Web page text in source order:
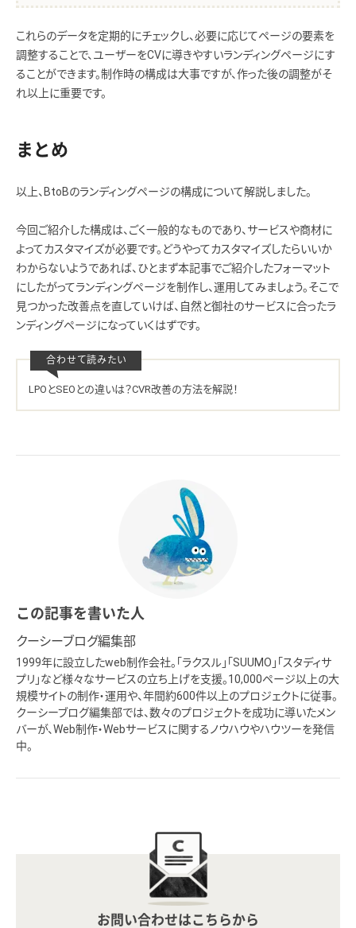
これらのデータを定期的にチェックし、必要に応じてページの要素を
調整することで、ユーザーをCVに導きやすいランディングページにす
ることができます。制作時の構成は大事ですが、作った後の調整がそ
れ以上に重要です。
まとめ
以上、BtoBのランディングページの構成について解説しました。
今回ご紹介した構成は、ごく一般的なものであり、サービスや商材に
よってカスタマイズが必要です。どうやってカスタマイズしたらいいか
わからないようであれば、ひとまず本記事でご紹介したフォーマット
にしたがってランディングページを制作し、運用してみましょう。そこで
見つかった改善点を直していけば、自然と御社のサービスに合ったラ
ンディングページになっていくはずです。
LPOとSEOとの違いは？CVR改善の方法を解説！
この記事を書いた人
クーシーブログ編集部
1999年に設立したweb制作会社。「ラクスル」「SUUMO」「スタディサ
プリ」など様々なサービスの立ち上げを支援。10,000ページ以上の大
規模サイトの制作・運用や、年間約600件以上のプロジェクトに従事。
クーシーブログ編集部では、数々のプロジェクトを成功に導いたメン
バーが、Web制作・Webサービスに関するノウハウやハウツーを発信
中。
お問い合わせはこちらから